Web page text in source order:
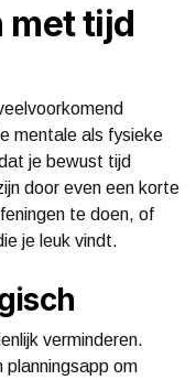
met tijd
mentale als fysieke
je bewust tijd
door even een korte
te doen, of
je leuk vindt.
verminderen.
planningsapp om